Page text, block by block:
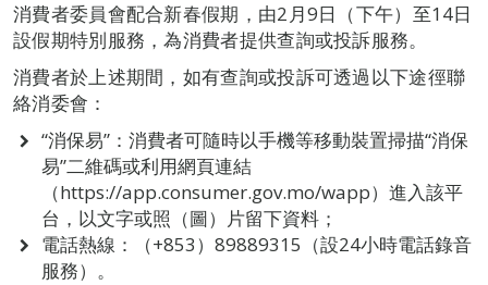
消費者委員會配合新春假期，由2月9日（下午）至14日
設假期特別服務，為消費者提供查詢或投訴服務。
消費者於上述期間，如有查詢或投訴可透過以下途徑聯
絡消委會：
“消保易”：消費者可隨時以手機等移動裝置掃描“消保
易”二維碼或利用網頁連結
（https://app.consumer.gov.mo/wapp）進入該平
台，以文字或照（圖）片留下資料；
電話熱線：（+853）89889315（設24小時電話錄音
服務）。